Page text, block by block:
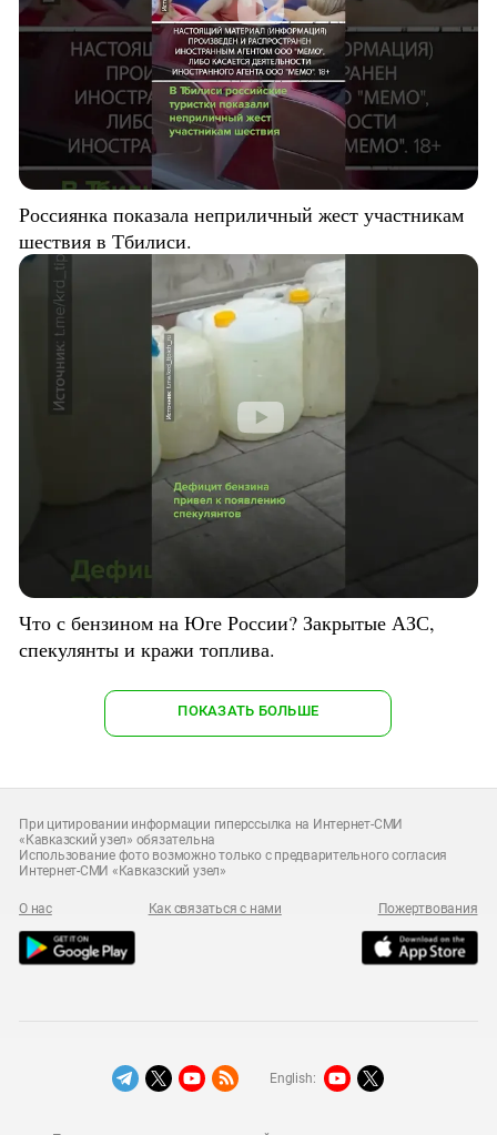
Россиянка показала неприличный жест участникам
шествия в Тбилиси.
Что с бензином на Юге России? Закрытые АЗС,
спекулянты и кражи топлива.
ПОКАЗАТЬ БОЛЬШЕ
При цитировании информации гиперссылка на Интернет-СМИ
«Кавказский узел» обязательна
Использование фото возможно только с предварительного согласия
Интернет-СМИ «Кавказский узел»
О нас Как связаться с нами Пожертвования
English: